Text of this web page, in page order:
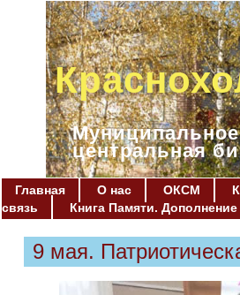
Муниципальное
центральная
Главная О нас ОКСМ
связь
Книга Памяти. Дополнение
9 мая.